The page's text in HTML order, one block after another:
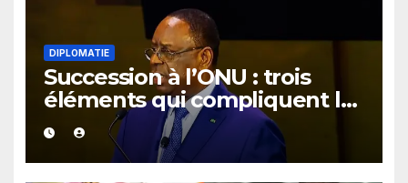
DIPLOMATIE
Succession à l’ONU : trois
éléments qui compliquent la
candidature de Macky Sall